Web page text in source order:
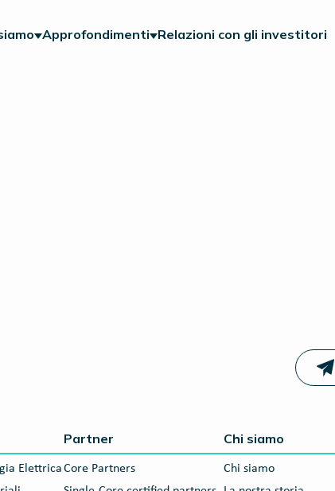
Approfondimenti Relazioni con gli investitori
Elettrica
Partner
Core Partners
Chi siamo
Chi siamo